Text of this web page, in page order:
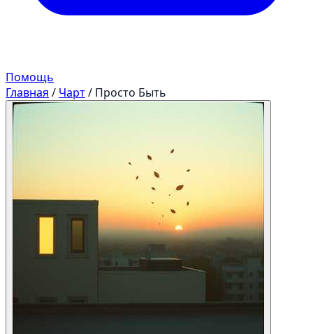
Помощь
Главная / Чарт/ Просто Быть